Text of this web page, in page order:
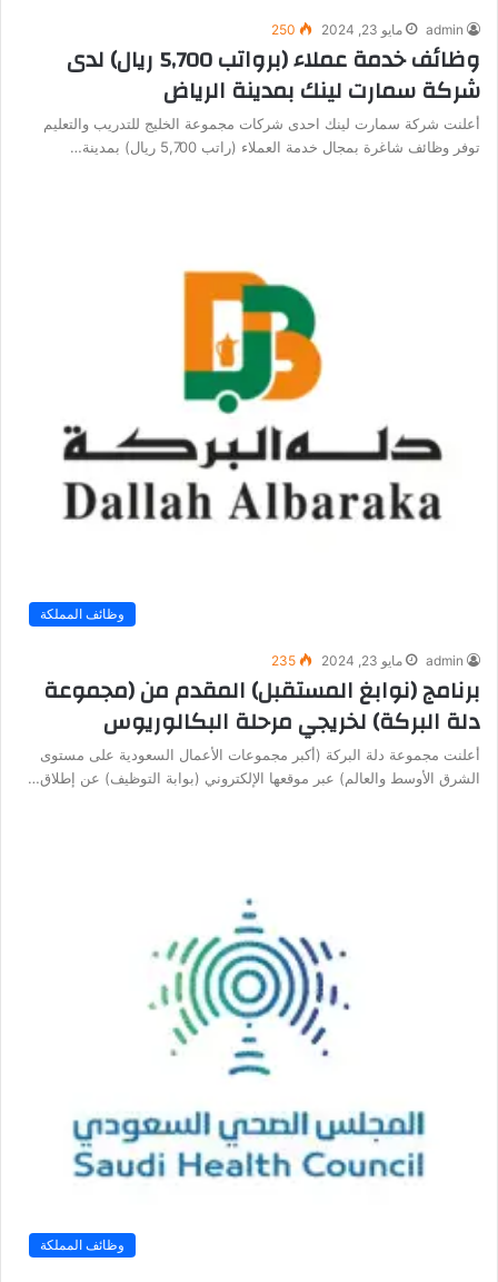
admin مايو 23, 2024 250
وظائف خدمة عملاء (برواتب 5,700 ريال) لدى
شركة سمارت لينك بمدينة الرياض
أعلنت شركة سمارت لينك احدى شركات مجموعة الخليج للتدريب والتعليم
توفر وظائف شاغرة بمجال خدمة العملاء (راتب 5,700 ريال) بمدينة…
وظائف المملكة
admin مايو 23, 2024 235
برنامج (نوابغ المستقبل) المقدم من (مجموعة
دلة البركة) لخريجي مرحلة البكالوريوس
أعلنت مجموعة دلة البركة (أكبر مجموعات الأعمال السعودية على مستوى
الشرق الأوسط والعالم) عبر موقعها الإلكتروني (بوابة التوظيف) عن إطلاق…
وظائف المملكة